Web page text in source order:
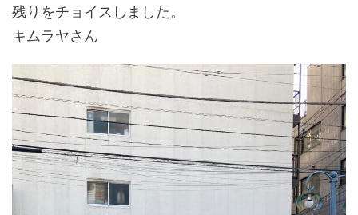
残りをチョイスしました。
キムラヤさん